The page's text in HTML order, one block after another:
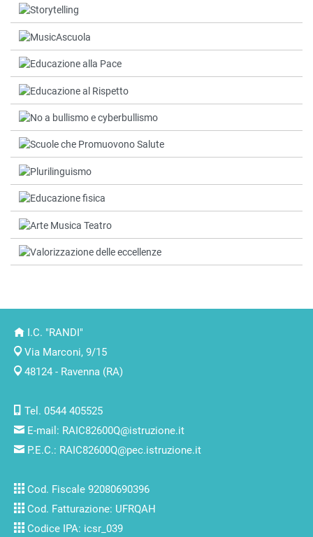
I.C. "RANDI"
Via Marconi, 9/15
48124 - Ravenna (RA)
Tel. 0544 405525
E-mail: RAIC82600Q@istruzione.it
P.E.C.: RAIC82600Q@pec.istruzione.it
Cod. Fiscale 92080690396
Cod. Fatturazione: UFRQAH
Codice IPA: icsr_039